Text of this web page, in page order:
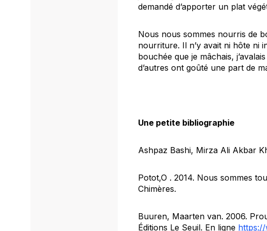
demandé d’apporter un plat
Nous nous sommes nourris de
nourriture. Il n’y avait ni hôte ni
bouchée que je mâchais,
d’autres ont goûté une part de
Une petite bibliographie
Ashpaz Bashi, Mirza Ali Akbar
Potot,O . 2014. Nous sommes
Chimères.
Buuren, Maarten van. 2006.
Éditions Le Seuil. En ligne